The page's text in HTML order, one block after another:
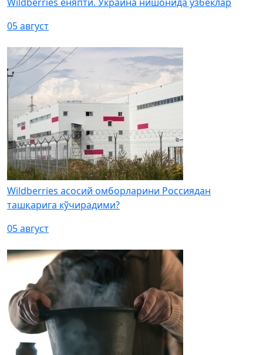
05 август
Wildberries асосий омборларини Россиядан
ташқарига кўчирадими?
05 август